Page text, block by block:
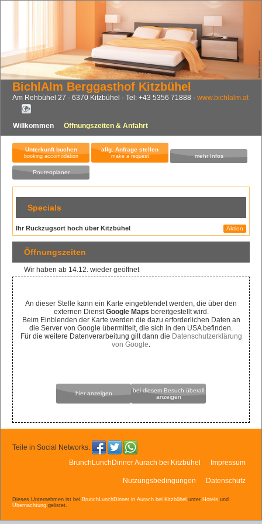
BichlAlm Berggasthof Kitzbühel
Am Rehbühel 27 6370 Kitzbühel Tel: +43 5356 71888 www.bichlalm.at
Willkommen Öffnungszeiten & Anfahrt
Unterkunft buchen
booking accomodation
allg. Anfrage stellen
make a request mehr Infos
Routenplaner
Specials
Aktion
Ihr Rückzugsort hoch über Kitzbühel
Öffnungszeiten
Wir haben ab 14.12. wieder geöffnet
An dieser Stelle kann ein Karte eingeblendet werden, die über den
externen Dienst Google Maps bereitgestellt wird.
Beim Einblenden der Karte werden die dazu erforderlichen Daten an
die Server von Google übermittelt, die sich in den USA befinden.
Für die weitere Datenverarbeitung gilt dann die Datenschutzerklärung
von Google
hier anzeigen
bei diesem Besuch überall
anzeigen
Teile in Social Networks:
BrunchLunchDinner Aurach bei Kitzbühel
Impressum
Nutzungsbedingungen Datenschutz
Dieses Unternehmen ist bei BrunchLunchDinner in Aurach bei Kitzbühel unter Hotels und
Übernachtung gelistet.